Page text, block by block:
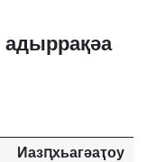
Иазԥхьагәаҭоу